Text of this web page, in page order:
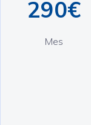
290€
Mes